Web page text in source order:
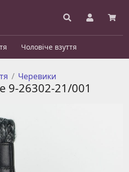
Чоловіче взуття
Черевики
9-26302-21/001